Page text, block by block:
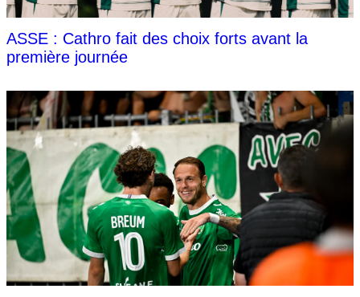
ASSE : Cathro fait des choix forts avant la
première journée